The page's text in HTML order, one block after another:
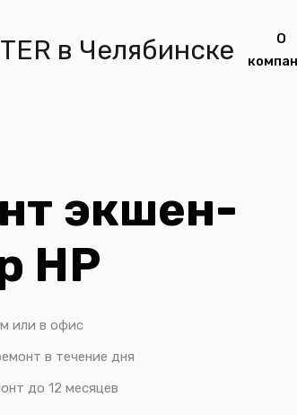
О
экшен-
HP
или в офис
в течение дня
до 12 месяцев